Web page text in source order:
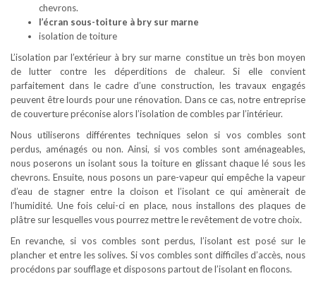
chevrons.
l’écran sous-toiture à bry sur marne
isolation de toiture
L’isolation par l’extérieur à bry sur marne constitue un très bon moyen
de lutter contre les déperditions de chaleur. Si elle convient
parfaitement dans le cadre d’une construction, les travaux engagés
peuvent être lourds pour une rénovation. Dans ce cas, notre entreprise
de couverture préconise alors l’isolation de combles par l’intérieur.
Nous utiliserons différentes techniques selon si vos combles sont
perdus, aménagés ou non. Ainsi, si vos combles sont aménageables,
nous poserons un isolant sous la toiture en glissant chaque lé sous les
chevrons. Ensuite, nous posons un pare-vapeur qui empêche la vapeur
d’eau de stagner entre la cloison et l’isolant ce qui amènerait de
l’humidité. Une fois celui-ci en place, nous installons des plaques de
plâtre sur lesquelles vous pourrez mettre le revêtement de votre choix.
En revanche, si vos combles sont perdus, l’isolant est posé sur le
plancher et entre les solives. Si vos combles sont difficiles d’accès, nous
procédons par soufflage et disposons partout de l’isolant en flocons.